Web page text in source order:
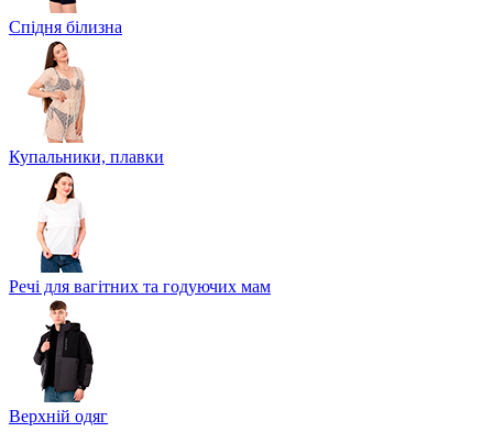
Спідня білизна
Купальники, плавки
Речі для вагітних та годуючих мам
Верхній одяг